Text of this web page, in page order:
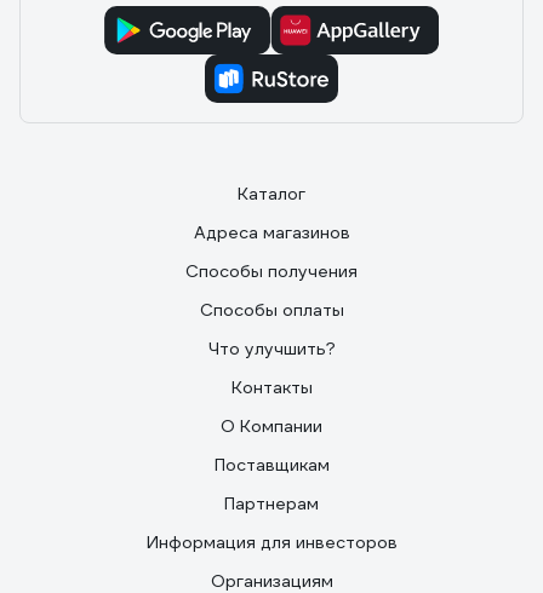
Каталог
Адреса магазинов
Способы получения
Способы оплаты
Что улучшить?
Контакты
О Компании
Поставщикам
Партнерам
Информация для инвесторов
Организациям